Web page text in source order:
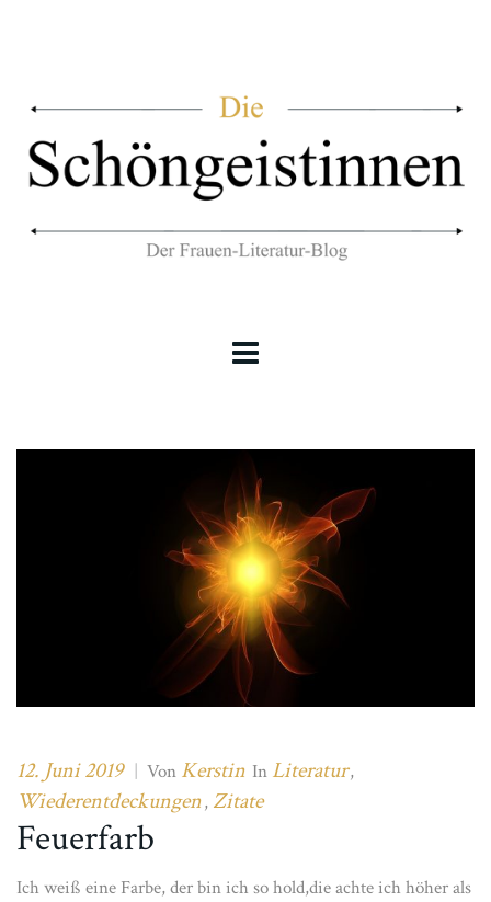
12. Juni 2019 Von Kerstin In Literatur,
Wiederentdeckungen, Zitate
Feuerfarb
Ich weiß eine Farbe, der bin ich so hold,die achte ich höher als